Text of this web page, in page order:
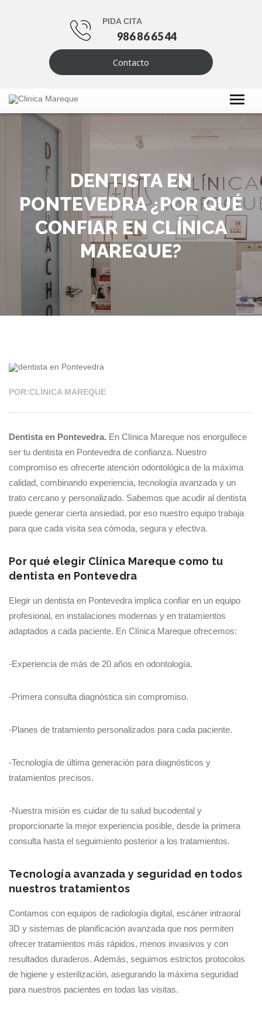
PIDA CITA
986 86 65 44
Contacto
DENTISTA EN
PONTEVEDRA ¿POR QUÉ
CONFIAR EN CLÍNICA
MAREQUE?
POR:CLÍNICA MAREQUE
Dentista en Pontevedra. En Clínica Mareque nos enorgullece
ser tu dentista en Pontevedra de confianza. Nuestro
compromiso es ofrecerte atención odontológica de la máxima
calidad, combinando experiencia, tecnología avanzada y un
trato cercano y personalizado. Sabemos que acudir al dentista
puede generar cierta ansiedad, por eso nuestro equipo trabaja
para que cada visita sea cómoda, segura y efectiva.
Por qué elegir Clínica Mareque como tu
dentista en Pontevedra
Elegir un dentista en Pontevedra implica confiar en un equipo
profesional, en instalaciones modernas y en tratamientos
adaptados a cada paciente. En Clínica Mareque ofrecemos:
-Experiencia de más de 20 años en odontología.
-Primera consulta diagnóstica sin compromiso.
-Planes de tratamiento personalizados para cada paciente.
-Tecnología de última generación para diagnósticos y
tratamientos precisos.
-Nuestra misión es cuidar de tu salud bucodental y
proporcionarte la mejor experiencia posible, desde la primera
consulta hasta el seguimiento posterior a los tratamientos.
Tecnología avanzada y seguridad en todos
nuestros tratamientos
Contamos con equipos de radiología digital, escáner intraoral
3D y sistemas de planificación avanzada que nos permiten
ofrecer tratamientos más rápidos, menos invasivos y con
resultados duraderos. Además, seguimos estrictos protocolos
de higiene y esterilización, asegurando la máxima seguridad
para nuestros pacientes en todas las visitas.